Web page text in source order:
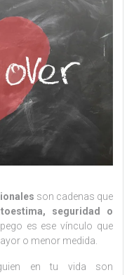
son cadenas que
seguridad o
es ese vínculo que
o menor medida.
en tu vida son